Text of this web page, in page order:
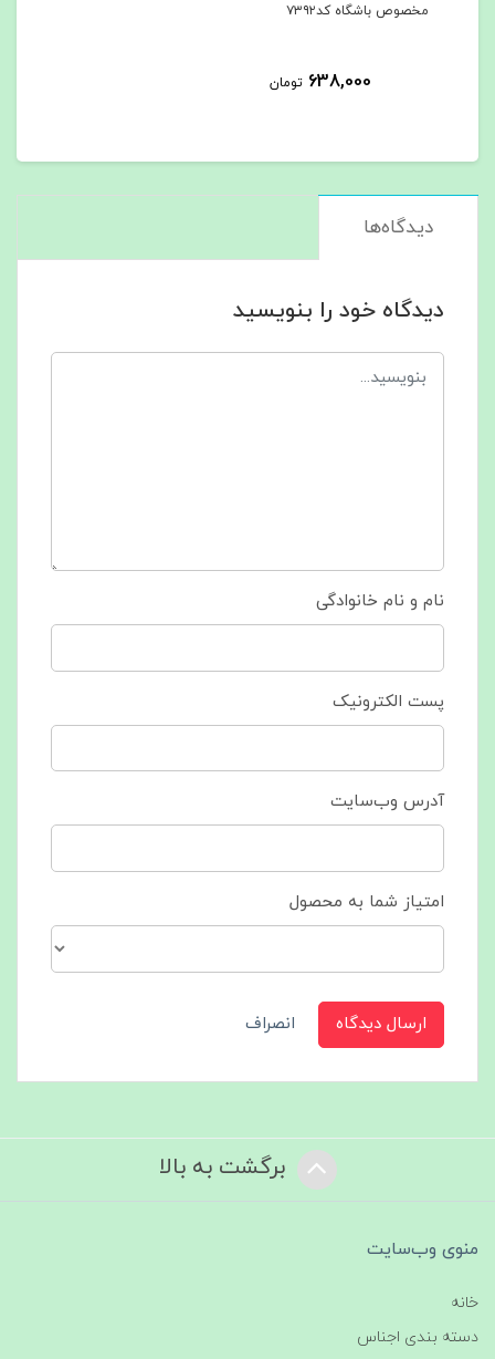
مخصوص باشگاه کد۷۳۹۲
638,000 تومان
دیدگاه‌ها
دیدگاه خود را بنویسید
نام و نام خانوادگی
پست الکترونیک
آدرس وب‌سایت
امتیاز شما به محصول
ارسال دیدگاه انصراف
برگشت به بالا
منوی وب‌سایت
خانه
دسته بندی اجناس